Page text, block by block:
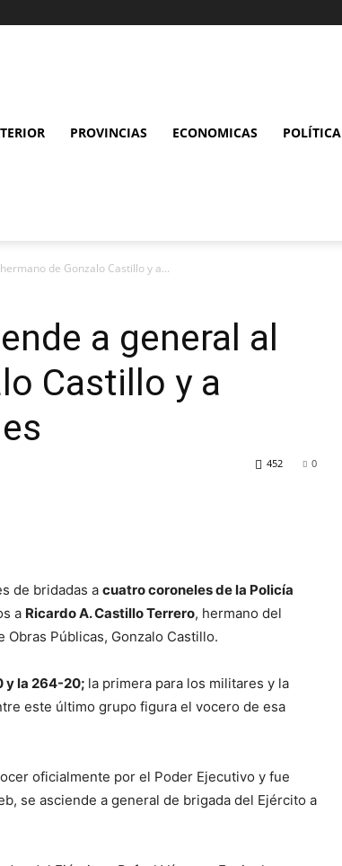
PROVINCIAS ECONOMICAS POLÍTICA
de Gonzalo Castillo y a...
a general al
Castillo y a
0
452
de bridadas a cuatro coroneles de la Policía
a Ricardo A. Castillo Terrero, hermano del
Públicas, Gonzalo Castillo.
y la 264-20; la primera para los militares y la
este último grupo figura el vocero de esa
oficialmente por el Poder Ejecutivo y fue
se asciende a general de brigada del Ejército a